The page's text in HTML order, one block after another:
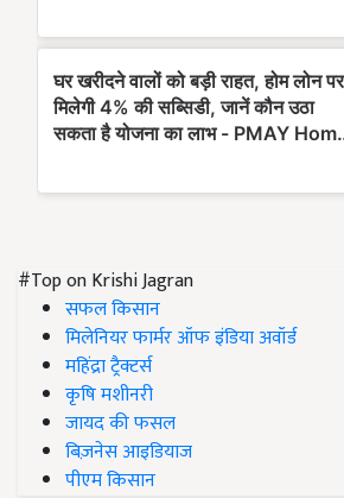
#Top on Krishi Jagran
सफल किसान
मिलेनियर फार्मर ऑफ इंडिया अवॉर्ड
महिंद्रा ट्रैक्टर्स
कृषि मशीनरी
जायद की फसल
बिज़नेस आइडियाज
पीएम किसान